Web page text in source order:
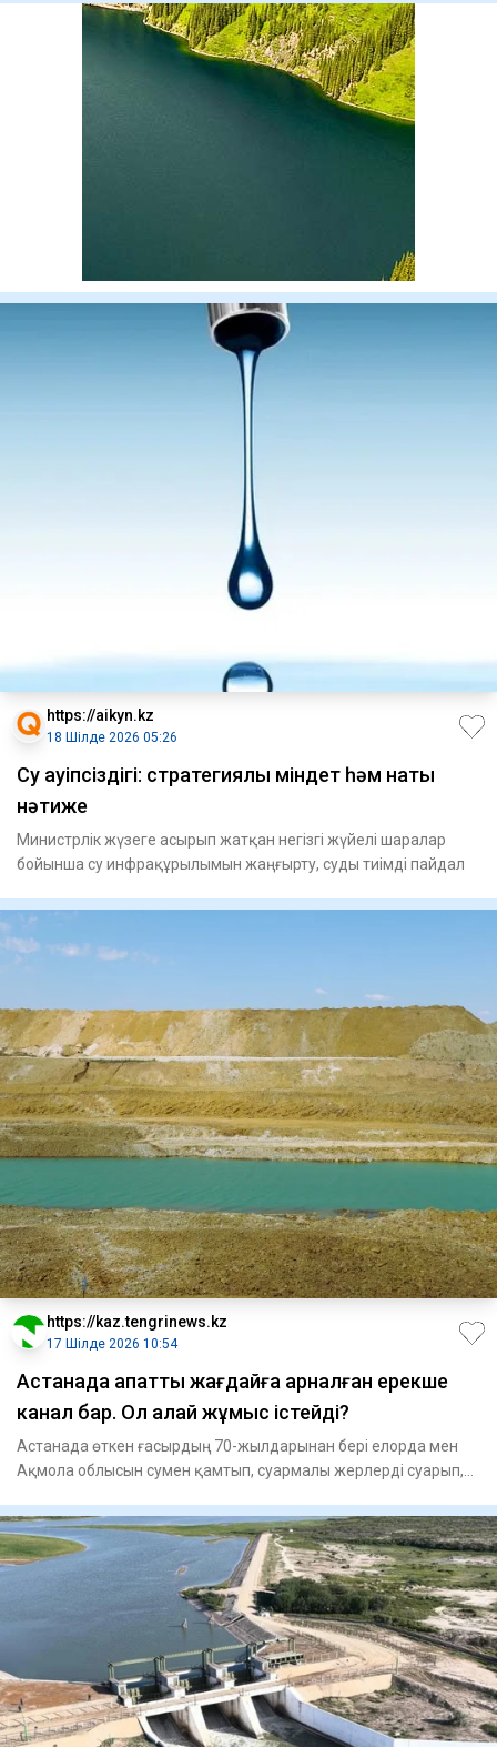
https://aikyn.kz
18 Шілде 2026 05:26
Су қауіпсіздігі: стратегиялық міндет һәм нақты
нәтиже
Министрлік жүзеге асы­рып жат­қан негізгі жүйе­­­лі шаралар
бойынша су инф­ра­құрылымын жаң­ғырту, суды тиім­ді пайдал
https://kaz.tengrinews.kz
17 Шілде 2026 10:54
Астанада апатты жағдайға арналған ерекше
канал бар. Ол қалай жұмыс істейді?
Астанада өткен ғасырдың 70-жылдарынан бері елорда мен
Ақмола облысын сумен қамтып, суармалы жерлерді суарып,